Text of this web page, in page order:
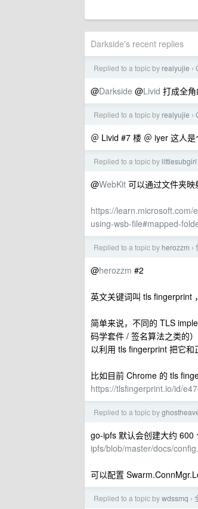
Darkside's recent replies
Replied to a topic by realyujie ›
@Darkside @Livid 打成全
Replied to a topic by realyujie ›
＠ Livid #7 楼 ＠ iyer 这人
Replied to a topic by littlesubgirl
@WebKit 可以通过文件夹
https://learn.microsoft.com/
using-wsb-file#mapped-
Replied to a topic by herozzm ›
@herozzm #2
英文关键词叫 tls fingerprint
简单来说，不同的 TLS
码学套件 / 签名算法之类的
以利用 tls fingerprint 把它和
比如目前 Chrome 的 tls
https://tlsfingerprint.io/id/
Replied to a topic by
go-ipfs 默认会创建大约 600
ipfs/blob/master/docs/
可以配置
Replied to a topic bywdssmq ›